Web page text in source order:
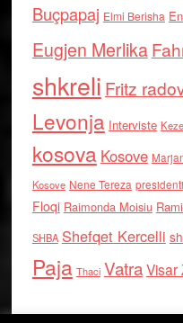
Buçpapaj Elmi Berisha
Eugjen Merlika
shkreli Fritz
Levonja Interviste
kosova Kosove
Kosove Nene Tereza
Floqi Raimonda Moisiu
SHBA Shefqet Kercelli
Paja Thaci VatraVisar